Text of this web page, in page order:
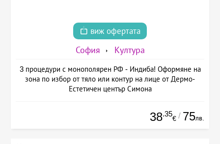
виж офертата
София Култура
3 процедури с монополярен РФ - Индиба! Оформяне на
зона по избор от тяло или контур на лице от Дермо-
Естетичен център Симона
38.35
€ / 75лв.